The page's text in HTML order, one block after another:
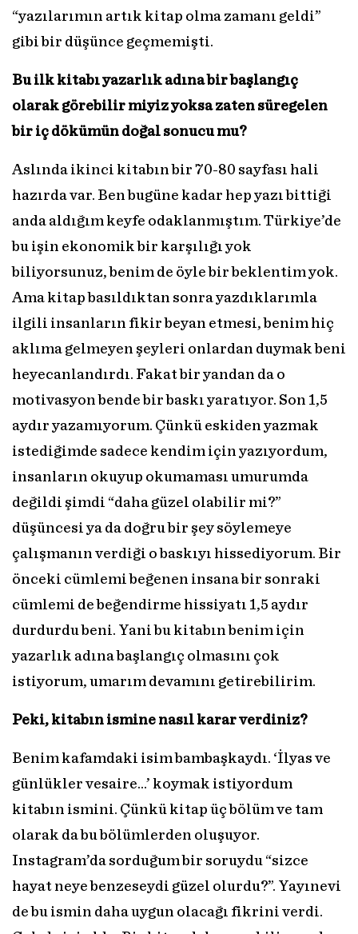
“yazılarımın artık kitap olma zamanı geldi”
gibi bir düşünce geçmemişti.
Bu ilk kitabıyazarlık adına bir başlangıç
olarak görebilir miyiz yoksa zaten süregelen
bir iç dökümün doğal sonucu mu?
Aslında ikinci kitabın bir 70-80 sayfası hali
hazırda var. Ben bugüne kadar hep yazı bittiği
anda aldığım keyfe odaklanmıştım. Türkiye’de
bu işin ekonomik bir karşılığı yok
biliyorsunuz, benim de öyle bir beklentim yok.
Ama kitap basıldıktan sonra yazdıklarımla
ilgili insanların fikir beyan etmesi, benim hiç
aklıma gelmeyen şeyleri onlardan duymak beni
heyecanlandırdı. Fakat bir yandan da o
motivasyon bende bir baskı yaratıyor. Son 1,5
aydır yazamıyorum. Çünkü eskiden yazmak
istediğimde sadece kendim için yazıyordum,
insanların okuyup okumaması umurumda
değildi şimdi “daha güzel olabilir mi?”
düşüncesi ya da doğru bir şey söylemeye
çalışmanın verdiği o baskıyı hissediyorum. Bir
önceki cümlemi beğenen insana bir sonraki
cümlemi de beğendirme hissiyatı 1,5 aydır
durdurdu beni. Yani bu kitabın benim için
yazarlık adına başlangıç olmasını çok
istiyorum, umarım devamını getirebilirim.
Peki, kitabın ismine nasıl karar verdiniz?
Benim kafamdaki isim bambaşkaydı. ‘İlyas ve
günlükler vesaire…’ koymak istiyordum
kitabın ismini. Çünkü kitap üç bölüm ve tam
olarak da bu bölümlerden oluşuyor.
Instagram’da sorduğum bir soruydu “sizce
hayat neye benzeseydi güzel olurdu?”. Yayınevi
de bu ismin daha uygun olacağı fikrini verdi.